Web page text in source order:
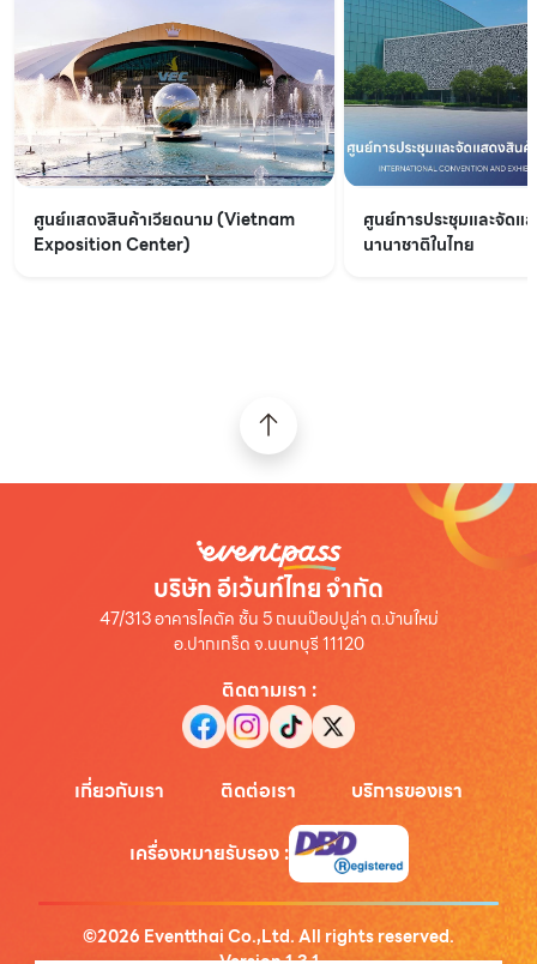
ศูนย์แสดงสินค้าเวียดนาม (Vietnam
Exposition Center)
ศูนย์การประชุมและจัดแ
นานาชาติในไทย
บริษัท อีเว้นท์ไทย จำกัด
47/313 อาคารไคตัค ชั้น 5 ถนนป๊อปปูล่า ต.บ้านใหม่
อ.ปากเกร็ด จ.นนทบุรี 11120
ติดตามเรา :
เกี่ยวกับเรา ติดต่อเรา บริการของเรา
เครื่องหมายรับรอง:
©2026 Eventthai Co.,Ltd. All rights reserved.